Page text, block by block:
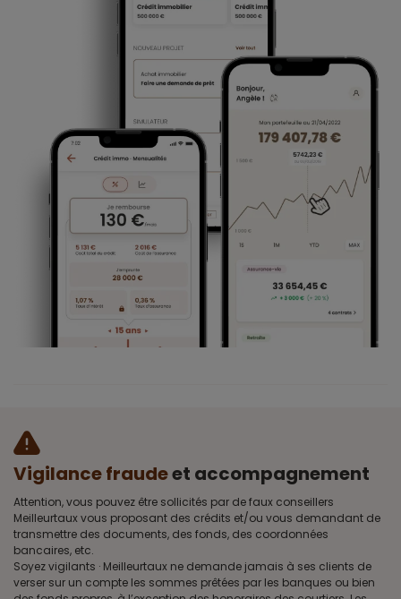
Vigilance fraudeet accompagnement
Attention, vous pouvez être sollicités par de faux conseillers
Meilleurtaux vous proposant des crédits et/ou vous demandant de
transmettre des documents, des fonds, des coordonnées
bancaires, etc.
Soyez vigilants · Meilleurtaux ne demande jamais à ses clients de
verser sur un compte les sommes prêtées par les banques ou bien